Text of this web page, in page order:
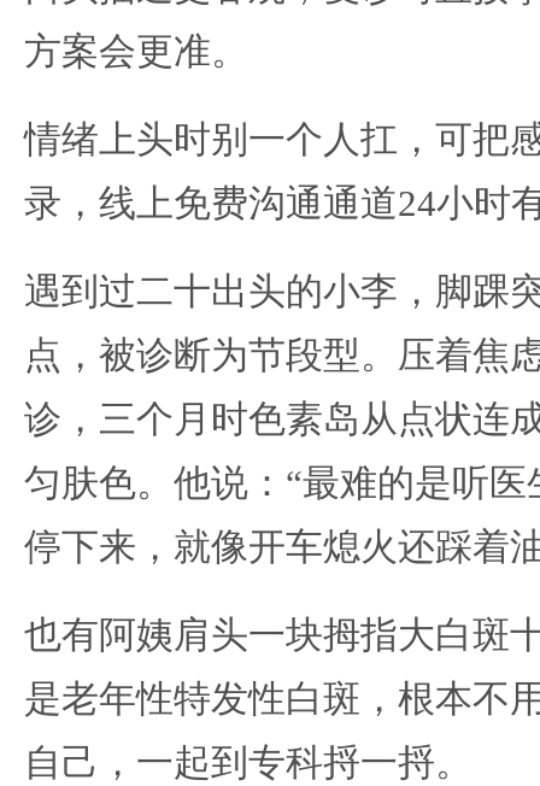
方案会更准。
情绪上头时别一个人扛，可把
录，线上免费沟通通道24小时
遇到过二十出头的小李，脚踝
点，被诊断为节段型。压着焦
诊，三个月时色素岛从点状连
匀肤色。他说：“最难的是听
停下来，就像开车熄火还踩着
也有阿姨肩头一块拇指大白斑
是老年性特发性白斑，根本不
自己，一起到专科捋一捋。